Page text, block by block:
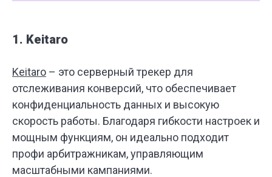
1. Keitaro
Keitaro – это серверный трекер для
отслеживания конверсий, что обеспечивает
конфиденциальность данных и высокую
скорость работы. Благодаря гибкости настроек и
мощным функциям, он идеально подходит
профи арбитражникам, управляющим
масштабными кампаниями.